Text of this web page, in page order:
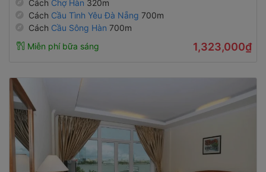
Cách Cầu Tình Yêu Đà Nẵng
Cách Cầu Sông Hàn700m